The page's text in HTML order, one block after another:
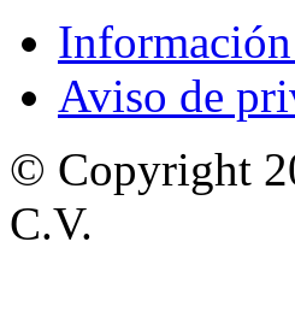
Aviso de
© Copyright
C.V.